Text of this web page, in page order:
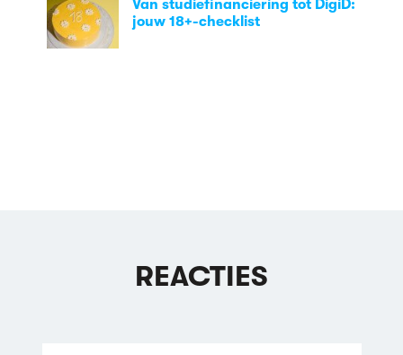
Van studiefinanciering tot DigiD:
jouw 18+-checklist
REACTIES